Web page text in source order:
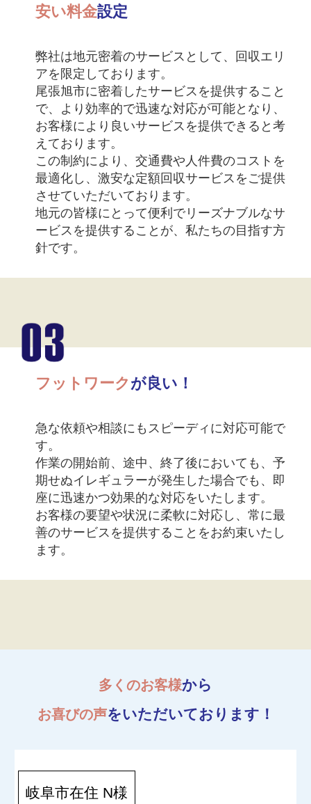
安い料金設定
弊社は地元密着のサービスとして、回収エリ
アを限定しております。
尾張旭市に密着したサービスを提供すること
で、より効率的で迅速な対応が可能となり、
お客様により良いサービスを提供できると考
えております。
この制約により、交通費や人件費のコストを
最適化し、激安な定額回収サービスをご提供
させていただいております。
地元の皆様にとって便利でリーズナブルなサ
ービスを提供することが、私たちの目指す方
針です。
フットワーク が良い！
急な依頼や相談にもスピーディに対応可能で
す。
作業の開始前、途中、終了後においても、予
期せぬイレギュラーが発生した場合でも、即
座に迅速かつ効果的な対応をいたします。
お客様の要望や状況に柔軟に対応し、常に最
善のサービスを提供することをお約束いたし
ます。
多くのお客様から
お喜びの声をいただいております！
岐阜市在住 N様